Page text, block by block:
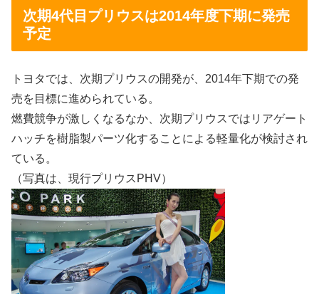
次期4代目プリウスは2014年度下期に発売
予定
トヨタでは、次期プリウスの開発が、2014年下期での発
売を目標に進められている。
燃費競争が激しくなるなか、次期プリウスではリアゲート
ハッチを樹脂製パーツ化することによる軽量化が検討され
ている。
（写真は、現行プリウスPHV）